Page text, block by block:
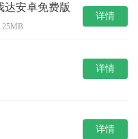
达安卓免费版
详情
详情
详情